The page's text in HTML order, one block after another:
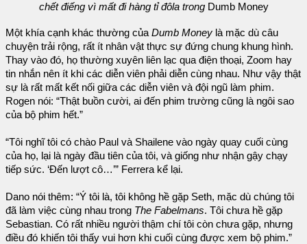
chết điếng vì mất đi hàng tỉ đôla trong Dumb Money
Một khía cạnh khác thường của Dumb Money là mặc dù câu
chuyện trải rộng, rất ít nhân vật thực sự đứng chung khung hình.
Thay vào đó, họ thường xuyên liên lạc qua điện thoại, Zoom hay
tin nhắn nên ít khi các diễn viên phải diễn cùng nhau. Như vậy thật
sự là rất mất kết nối giữa các diễn viên và đội ngũ làm phim.
Rogen nói: “Thật buồn cười, ai đến phim trường cũng là ngôi sao
của bộ phim hết.”
“Tôi nghĩ tôi có chào Paul và Shailene vào ngày quay cuối cùng
của họ, lại là ngày đầu tiên của tôi, và giống như nhận gậy chạy
tiếp sức. ‘Đến lượt cô…’” Ferrera kể lại.
Dano nói thêm: “Ý tôi là, tôi không hề gặp Seth, mặc dù chúng tôi
đã làm việc cùng nhau trong The Fabelmans. Tôi chưa hề gặp
Sebastian. Có rất nhiều người thậm chí tôi còn chưa gặp, nhưng
điều đó khiến tôi thấy vui hơn khi cuối cùng được xem bộ phim.”